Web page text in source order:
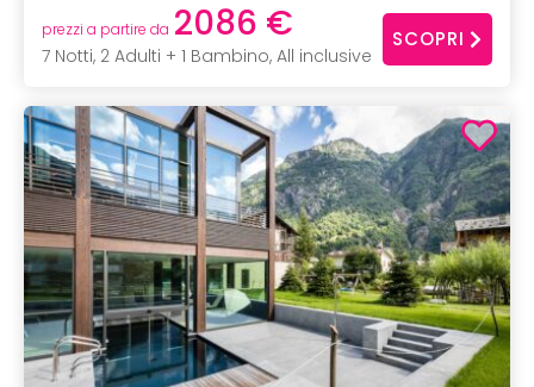
prezzi a partire da 2086 €
7 Notti, 2 Adulti + 1 Bambino, All inclusive
SCOPRI